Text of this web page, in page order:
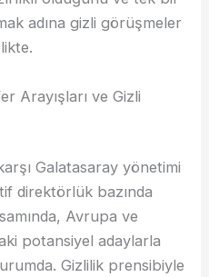
adına gizli görüşmeler
Arayışları ve Gizli
Galatasaray yönetimi
direktörlük bazında
Avrupa ve
potansiyel adaylarla
Gizlilik prensibiyle